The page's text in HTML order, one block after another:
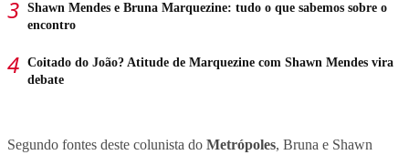
Shawn Mendes e Bruna Marquezine: tudo o que sabemos sobre o
encontro
Coitado do João? Atitude de Marquezine com Shawn Mendes vira
debate
Segundo fontes deste colunista do Metrópoles, Bruna e Shawn